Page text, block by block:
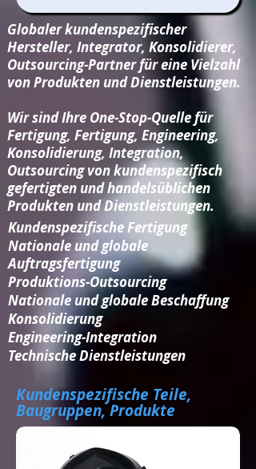
Globaler kundenspezifischer
Hersteller, Integrator, Konsolidierer,
Outsourcing-Partner für eine Vielzahl
von Produkten und Dienstleistungen.
Wir sind Ihre One-Stop-Quelle für
Fertigung, Fertigung, Engineering,
Konsolidierung, Integration,
Outsourcing von kundenspezifisch
gefertigten und handelsüblichen
Produkten und Dienstleistungen.
Kundenspezifische Fertigung
Nationale und globale
Auftragsfertigung
Produktions-Outsourcing
Nationale und globale Beschaffung
Konsolidierung​
Engineering-Integration​
Technische Dienstleistungen
Kundenspezifische Teile,
Baugruppen, Produkte